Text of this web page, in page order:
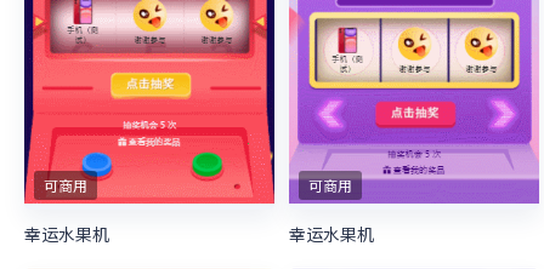
可商用
幸运水果机
可商用
幸运水果机